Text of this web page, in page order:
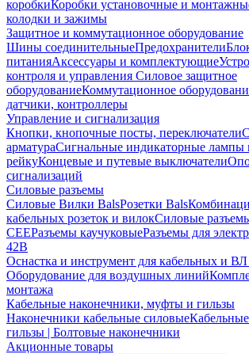
коробкиКоробки установочные и
колодки и зажимы
Защитное и коммутационное оборудование
Шины соединительныеПредохранители
питанияАксессуары и комплектующие
контроля и управления Силовое защитное
оборудованиеКоммутационное
датчики, контроллеры
Управление и сигнализация
Кнопки, кнопочные посты, переключатели
арматураСигнальные индикаторные лампы
рейкуКонцевые и путевые выключатели
сигнализаций
Силовые разъемы
Силовые Вилки BalsРозетки Bals
кабельных розеток и вилокСиловые
CEEРазъемы каучуковыеРазъемы для
42В
Оснастка и инструмент для кабельных и
Оборудование для воздушных линий
монтажа
Кабельные наконечники, муфты и гильзы
Наконечники кабельные силовые
гильзы | Болтовые наконечники
Акционные товары